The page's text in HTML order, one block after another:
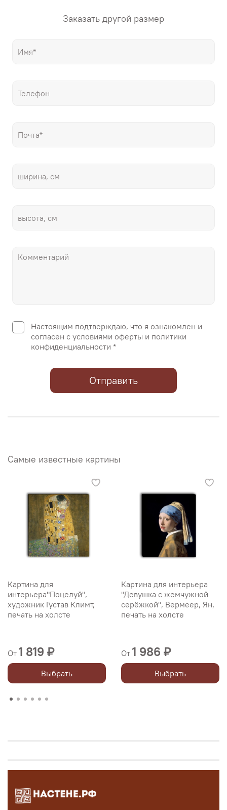
Заказать другой размер
Настоящим подтверждаю, что я ознакомлен и
согласен с условиями оферты и политики
конфиденциальности *
Отправить
Самые известные картины
Картина для
интерьера"Поцелуй",
художник Густав Климт,
печать на холсте
От 1 819 ₽
Выбрать
Картина для интерьера
"Девушка с жемчужной
серёжкой", Вермеер, Ян,
печать на холсте
От 1 986 ₽
Выбрать